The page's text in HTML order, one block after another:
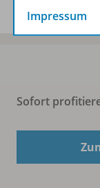
Sofort
Impressum